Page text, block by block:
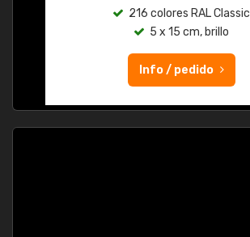
216 colores RAL Classic
5 x 15 cm, brillo
Info / pedido